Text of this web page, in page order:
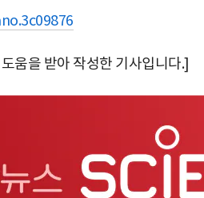
움을 받아 작성한 기사입니다.]